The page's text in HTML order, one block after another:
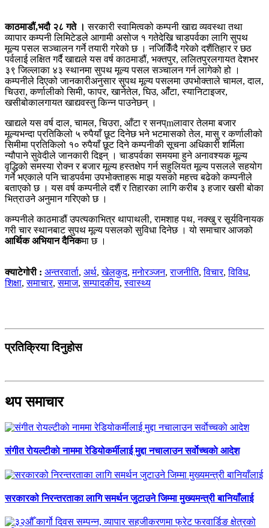
काठमाडौं,भदौ २८ गते । सरकारी स्वामित्वको कम्पनी खाद्य व्यवस्था तथा
व्यापार कम्पनी लिमिटेडले आगामी असोज १ गतेदेखि चाडपर्वका लागि सुपथ
मूल्य पसल सञ्चालन गर्ने तयारी गरेको छ । नजिकिँँदै गरेको दशैंतिहार र छठ
पर्वलाई लक्षित गर्दै खाद्यले यस वर्ष काठमाडौं, भक्तपुर, ललितपुरलगायत देशभर
३९ जिल्लाका ४३ स्थानमा सुपथ मूल्य पसल सञ्चालन गर्न लागेको हो ।
कम्पनीले दिएको जानकारीअनुसार सुपथ मूल्य पसलमा उपभोक्ताले चामल, दाल,
चिउरा, कर्णालीको सिमी, फापर, खानेतेल, घिउ, आँँटा, स्यानिटाइजर,
खसीबोकालगायत खाद्यवस्तु किन्न पाउनेछन् ।
खाद्यले यस वर्ष दाल, चामल, चिउरा, आँटा र सनप्mलावार तेलमा बजार
मूल्यभन्दा प्रतिकिलो ५ रुपैयाँ छूट दिनेछ भने भटमासको तेल, मासु र कर्णालीको
सिमीमा प्रतिकिलो १० रुपैयाँ छूट दिने कम्पनीकी सूचना अधिकारी शर्मिला
न्यौपाने सुवेदीले जानकारी दिइन् । चाडपर्वका समयमा हुने अनावश्यक मूल्य
वृद्धिको समस्या रोक्न र बजार मूल्य हस्तक्षेप गर्न सहुलियत मूल्य पसलले सहयोग
गर्ने भएकाले पनि चाडपर्वमा उपभोक्ताहरू माझ यसको महत्त्व बढेको कम्पनीले
बताएको छ । यस वर्ष कम्पनीले दशैं र तिहारका लागि करीब ३ हजार खसी बोका
भित्राउने अनुमान गरिएको छ ।
कम्पनीले काठमाडौं उपत्यकाभित्र थापाथली, रामशाह पथ, नक्खु र सूर्यविनायक
गरी चार स्थानबाट सुपथ मूल्य पसलको सुविधा दिनेछ । यो समाचार आजको
आर्थिक अभियान दैनिकमा छ ।
क्याटेगोरी : अन्तरवार्ता, अर्थ,खेलकुद,मनाेरञ्जन,राजनीति,विचार,विविध,
शिक्षा,समाचार,समाज,सम्पादकीय,स्वास्थ्य
प्रतिक्रिया दिनुहोस
थप समाचार
संगीत राेयल्टीकाे नाममा रेडियोकर्मीलाई मुद्दा नचालाउन सर्वाेच्चकाे आदेश
सरकारको निरन्तरताका लागि समर्थन जुटाउने जिम्मा मुख्यमन्त्री बानियाँलाई